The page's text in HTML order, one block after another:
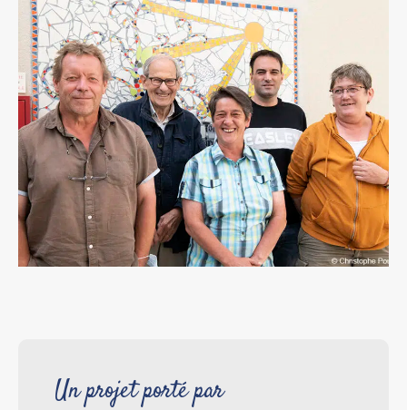
Un projet porté par